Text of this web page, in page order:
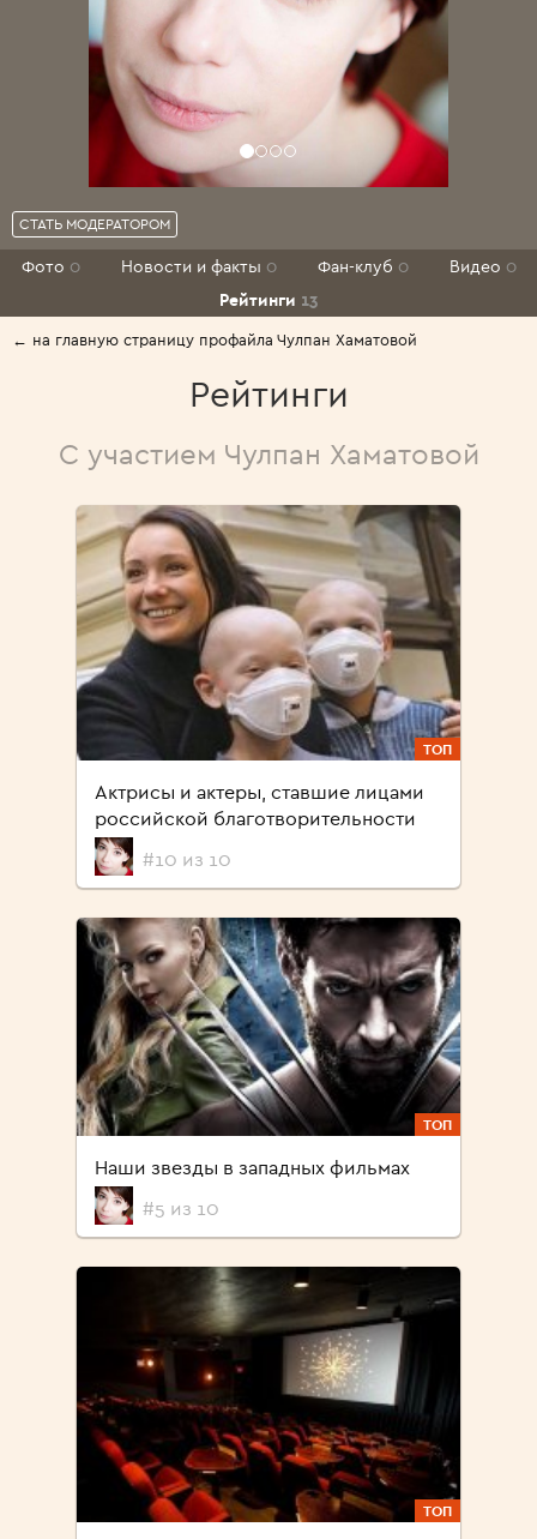
СТАТЬ МОДЕРАТОРОМ
Фото 0 Новости и факты 0 Фан-клуб 0 Видео 0
Рейтинги 13
← на главную страницу профайла Чулпан Хаматовой
Рейтинги
С участием Чулпан Хаматовой
ТОП
Актрисы и актеры, ставшие лицами
российской благотворительности
#10 из 10
ТОП
Наши звезды в западных фильмах
#5 из 10
ТОП